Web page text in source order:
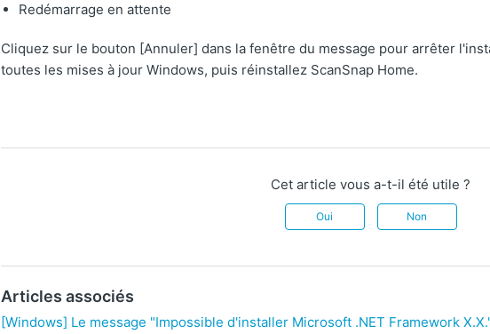
Redémarrage en attente
Cliquez sur le bouton [Annuler] dans la fenêtre du message pour arrêter
toutes les mises à jour Windows, puis réinstallez ScanSnap Home.
Cet article vous a-t-il été utile ?
Oui Non
Articles associés
[Windows] Le message "Impossible d'installer Microsoft .NET Framework